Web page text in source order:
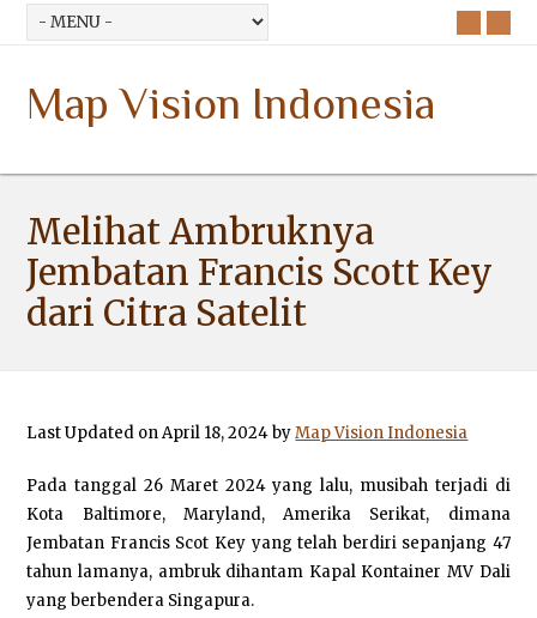
Map Vision Indonesia
Melihat Ambruknya
Jembatan Francis Scott Key
dari Citra Satelit
Last Updated on April 18, 2024 byMap Vision Indonesia
Pada tanggal 26 Maret 2024 yang lalu, musibah terjadi di
Kota Baltimore, Maryland, Amerika Serikat, dimana
Jembatan Francis Scot Key yang telah berdiri sepanjang 47
tahun lamanya, ambruk dihantam Kapal Kontainer MV Dali
yang berbendera Singapura.